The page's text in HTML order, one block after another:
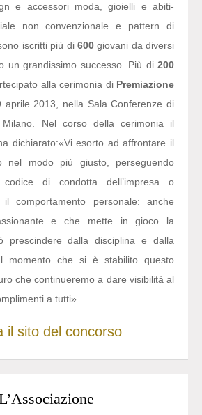
e accessori moda, gioielli e abiti-
non convenzionale e pattern di
iscritti più di 600giovani da diversi
un grandissimo successo. Più di 200
alla cerimonia di Premiazione
2013, nella Sala Conferenze di
Nel corso della cerimonia il
dichiarato:«Vi esorto ad affrontare il
nel modo più giusto, perseguendo
di condotta dell’impresa o
comportamento personale: anche
e che mette in gioco la
prescindere dalla disciplina e dalla
momento che si è stabilito questo
che continueremo a dare visibilità al
a tutti».
il sito del concorso